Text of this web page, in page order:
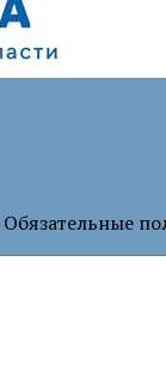
Обязательные